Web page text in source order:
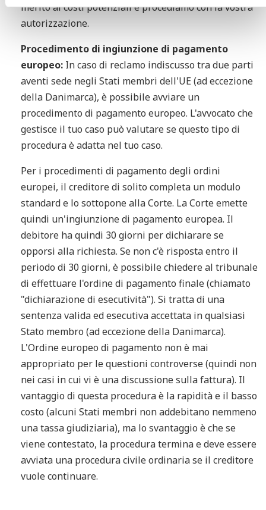
merito ai costi potenziali e procediamo con la vostra
autorizzazione.
Procedimento di ingiunzione di pagamento
europeo: In caso di reclamo indiscusso tra due parti
aventi sede negli Stati membri dell'UE (ad eccezione
della Danimarca), è possibile avviare un
procedimento di pagamento europeo. L'avvocato che
gestisce il tuo caso può valutare se questo tipo di
procedura è adatta nel tuo caso.
Per i procedimenti di pagamento degli ordini
europei, il creditore di solito completa un modulo
standard e lo sottopone alla Corte. La Corte emette
quindi un'ingiunzione di pagamento europea. Il
debitore ha quindi 30 giorni per dichiarare se
opporsi alla richiesta. Se non c'è risposta entro il
periodo di 30 giorni, è possibile chiedere al tribunale
di effettuare l'ordine di pagamento finale (chiamato
"dichiarazione di esecutività"). Si tratta di una
sentenza valida ed esecutiva accettata in qualsiasi
Stato membro (ad eccezione della Danimarca).
L'Ordine europeo di pagamento non è mai
appropriato per le questioni controverse (quindi non
nei casi in cui vi è una discussione sulla fattura). Il
vantaggio di questa procedura è la rapidità e il basso
costo (alcuni Stati membri non addebitano nemmeno
una tassa giudiziaria), ma lo svantaggio è che se
viene contestato, la procedura termina e deve essere
avviata una procedura civile ordinaria se il creditore
vuole continuare.